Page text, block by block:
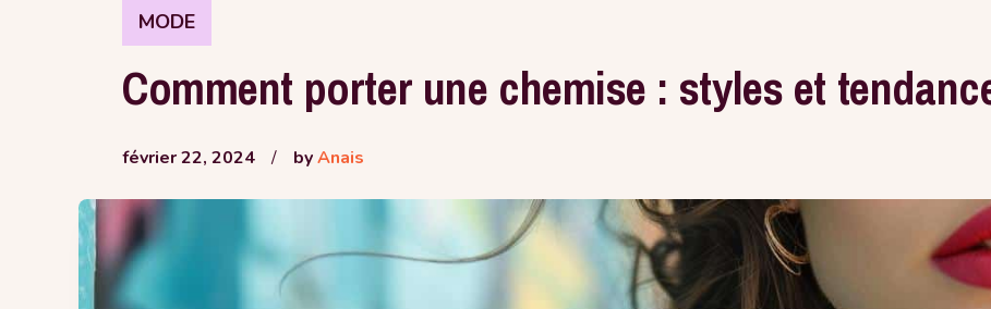
MODE
Comment porter une chemise : styles et
février 22, 2024 / byAnais